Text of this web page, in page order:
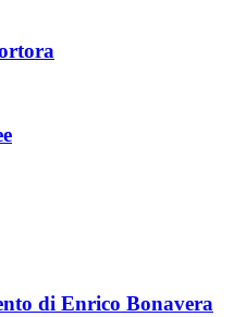
di Enrico Bonavera